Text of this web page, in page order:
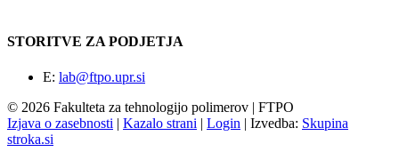
STORITVE ZA PODJETJA
E: lab@ftpo.upr.si
© 2026 Fakulteta za tehnologijo polimerov | FTPO
Izjava o zasebnosti | Kazalo strani | Login | Izvedba: Skupina
stroka.si